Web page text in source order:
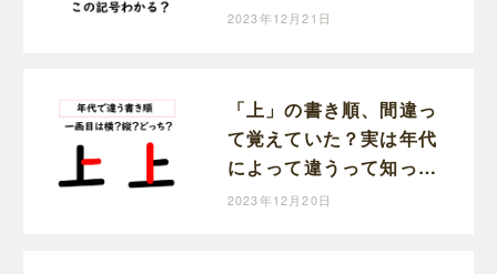
ていましたか？？
2023年12月21日
「上」の書き順、間違っ
て覚えていた？実は年代
によって違うって知って
いましたか？
2023年12月20日